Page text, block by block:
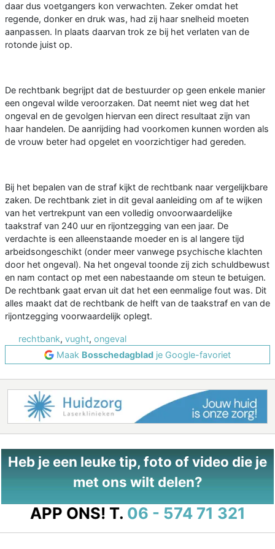
daar dus voetgangers kon verwachten. Zeker omdat het
regende, donker en druk was, had zij haar snelheid moeten
aanpassen. In plaats daarvan trok ze bij het verlaten van de
rotonde juist op.
De rechtbank begrijpt dat de bestuurder op geen enkele manier
een ongeval wilde veroorzaken. Dat neemt niet weg dat het
ongeval en de gevolgen hiervan een direct resultaat zijn van
haar handelen. De aanrijding had voorkomen kunnen worden als
de vrouw beter had opgelet en voorzichtiger had gereden.
Bij het bepalen van de straf kijkt de rechtbank naar vergelijkbare
zaken. De rechtbank ziet in dit geval aanleiding om af te wijken
van het vertrekpunt van een volledig onvoorwaardelijke
taakstraf van 240 uur en rijontzegging van een jaar. De
verdachte is een alleenstaande moeder en is al langere tijd
arbeidsongeschikt (onder meer vanwege psychische klachten
door het ongeval). Na het ongeval toonde zij zich schuldbewust
en nam contact op met een nabestaande om steun te betuigen.
De rechtbank gaat ervan uit dat het een eenmalige fout was. Dit
alles maakt dat de rechtbank de helft van de taakstraf en van de
rijontzegging voorwaardelijk oplegt.
rechtbank, vught, ongeval
Maak Bosschedagblad je Google-favoriet
Heb je een leuke tip, foto of video die je
met ons wilt delen?
APP ONS! T. 06 - 574 71 321